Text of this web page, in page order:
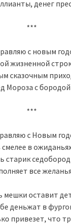
денег
***
с новым
жизненной
сказочным
Мороза с
***
с Новым
смелее в
старик
все
мешки оставит
деньжат в
привезет, что